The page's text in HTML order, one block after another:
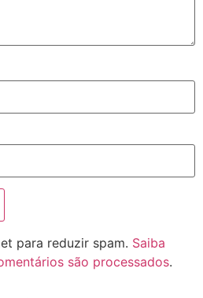
para reduzir spam. Saiba
são processados.